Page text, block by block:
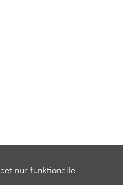
nur funktionelle